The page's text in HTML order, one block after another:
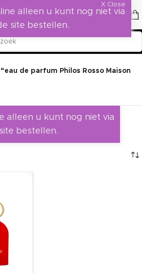
de parfum Philos Rosso Maison
alleen u kunt nog niet via
bestellen.
X Close
alleen u kunt nog niet via
site bestellen.